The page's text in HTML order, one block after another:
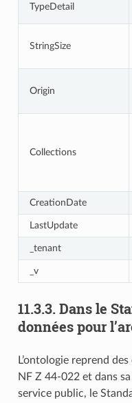
TypeDetail
StringSize
Origin
Collections
CreationDate
LastUpdate
_tenant
_v
11.3.3. Dans le
données pour
L’ontologie reprend
NF Z 44-022 et dans
service public, le